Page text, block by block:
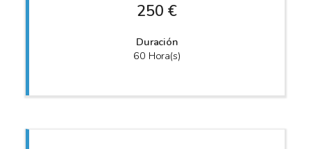
250 €
Duración
60 Hora(s)